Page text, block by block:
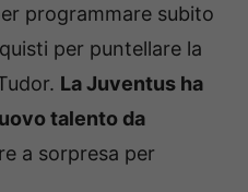
programmare subito
per puntellare la
La Juventus ha
talento da
a sorpresa per